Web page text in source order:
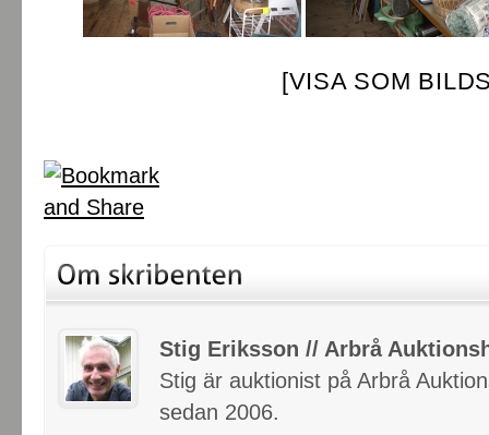
[VISA SOM
Stig Eriksson // Arbrå
Stig är auktionist på Arbrå
sedan 2006.